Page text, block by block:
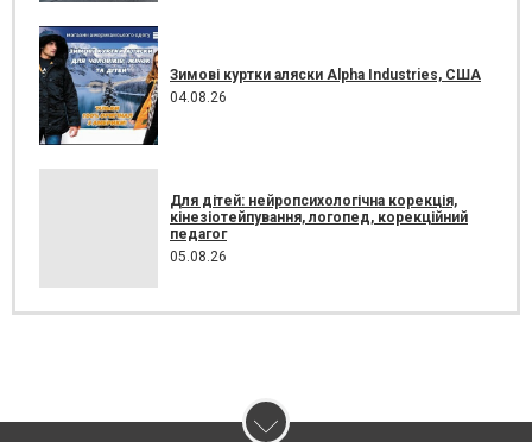
Зимові куртки аляски Alpha Industries, США
04.08.26
Для дітей: нейропсихологічна корекція,
кінезіотейпування, логопед, корекційний
педагог
05.08.26